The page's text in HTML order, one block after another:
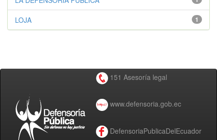
1
LOJA
151 Asesoría legal
www.defensoria.gob.ec
DefensoriaPublicaDelEcuador